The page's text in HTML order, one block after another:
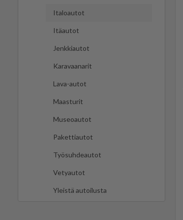
Italoautot
Itäautot
Jenkkiautot
Karavaanarit
Lava-autot
Maasturit
Museoautot
Pakettiautot
Työsuhdeautot
Vetyautot
Yleistä autoilusta